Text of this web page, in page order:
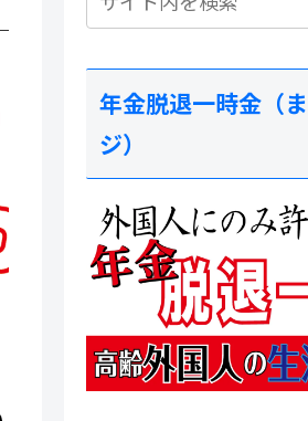
年金脱退一時金（
ジ）